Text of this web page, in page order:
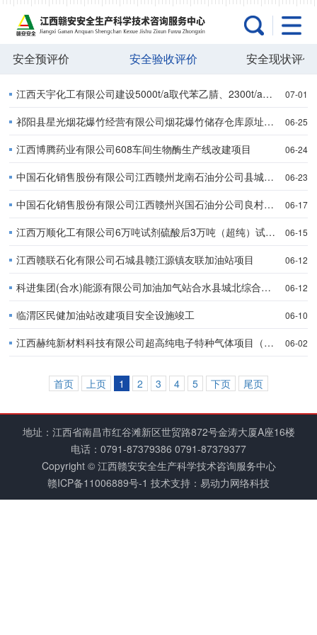
安全预评价 安全验收评价 安全现状评价
江西天宇化工有限公司建设5000t/a取代苯乙腈、2300t/a丙硫菌唑中间体、3200t/a肟菌酯中间体暨2000吨/年肟菌酯、2000吨/年丙硫菌唑原药项目变更（肟菌酯部分） 07-01
祁阳县星光烟花爆竹经营有限公司烟花爆竹储存仓库原址改建项目 06-25
江西博腾药业有限公司608车间生物酶生产线改建项目 06-24
中国石化销售股份有限公司江西赣州龙南石油分公司县城加油站 安全设施符合性诊断及整改设计安全设施竣工 06-23
中国石化销售股份有限公司江西赣州兴国石油分公司良村加油站安全设施符合性诊断及整改设计安全设施竣工 06-17
江西万顺化工有限公司6万吨试剂硫酸后3万吨（超纯）试剂硫酸技改、仓储续建项目》试剂硫酸装置及仓储续建设施安全设施设计变更（仓储部分） 06-15
江西赣联石化有限公司石城县赣江源镇友联加油站项目 06-12
科进集团(合水)能源有限公司加油加气站合水县城北综合能源服务站(加气部分)安全设施竣工 06-12
临渭区民健加油站改建项目安全设施竣工 06-10
江西赫纯新材料科技有限公司超高纯电子特种气体项目（一期） 06-02
首页 上页 1 2 3 4 5 下页 尾页
地址：江西省南昌市红谷滩新区世贸路872号金涛大厦A座16楼
电话： 0791-87379386 0791-87379377
Copyright © 江西赣安安全生产科学技术咨询服务中心
赣ICP备11006889号-1 技术支持：易动力网络科技